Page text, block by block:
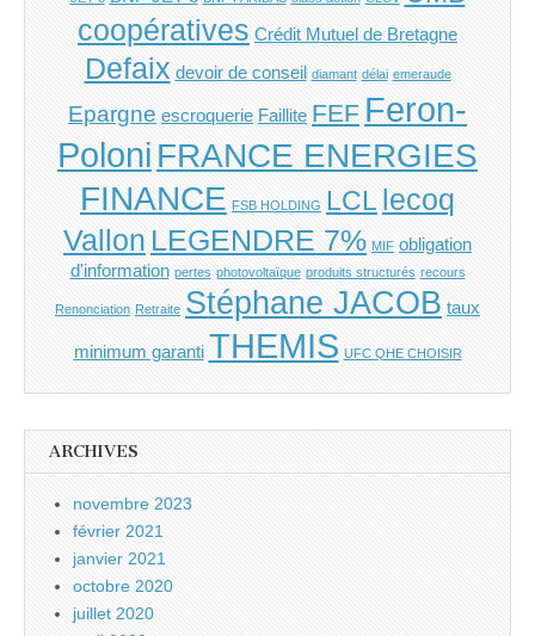
coopératives Crédit Mutuel de Bretagne
Defaix devoir de conseil diamant délai emeraude
Epargne escroquerie Faillite FEF Feron-
Poloni FRANCE ENERGIES
FINANCE FSB HOLDING LCL lecoq
Vallon LEGENDRE 7% MIF obligation
d'information pertes photovoltaïque produits structurés recours
Renonciation Retraite Stéphane JACOB taux
minimum garanti THEMIS UFC QHE CHOISIR
ARCHIVES
novembre 2023
février 2021
janvier 2021
octobre 2020
juillet 2020